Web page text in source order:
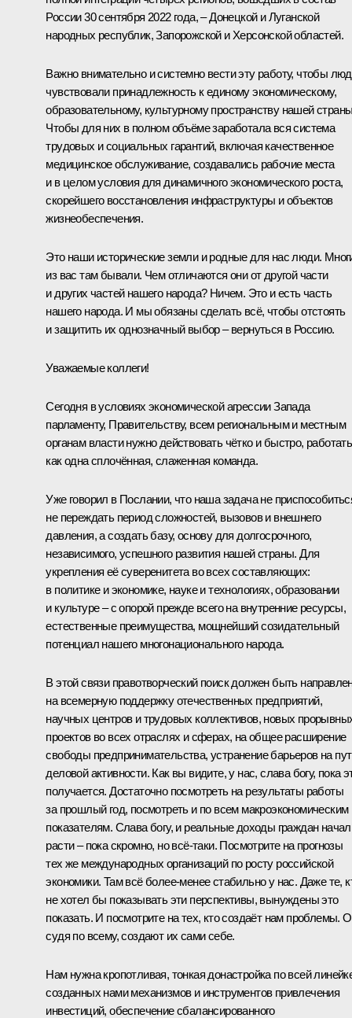
России 30 сентября 2022 года, – Донецкой и Луганской
народных республик, Запорожской и Херсонской областей.
Важно внимательно и системно вести эту работу, чтобы
чувствовали принадлежность к единому экономическому,
образовательному, культурному пространству нашей
Чтобы для них в полном объёме заработала вся система
трудовых и социальных гарантий, включая качественное
медицинское обслуживание, создавались рабочие места
и в целом условия для динамичного экономического роста,
скорейшего восстановления инфраструктуры и объектов
жизнеобеспечения.
Это наши исторические земли и родные для нас люди.
из вас там бывали. Чем отличаются они от другой части
и других частей нашего народа? Ничем. Это и есть часть
нашего народа. И мы обязаны сделать всё, чтобы отстоять
и защитить их однозначный выбор – вернуться в Россию.
Уважаемые коллеги!
Сегодня в условиях экономической агрессии Запада
парламенту, Правительству, всем региональным и местным
органам власти нужно действовать чётко и быстро, работать
как одна сплочённая, слаженная команда.
Уже говорил в Послании, что наша задача не
не переждать период сложностей, вызовов и внешнего
давления, а создать базу, основу для долгосрочного,
независимого, успешного развития нашей страны. Для
укрепления её суверенитета во всех составляющих:
в политике и экономике, науке и технологиях, образовании
и культуре – с опорой прежде всего на внутренние ресурсы,
естественные преимущества, мощнейший созидательный
потенциал нашего многонационального народа.
В этой связи правотворческий поиск должен быть
на всемерную поддержку отечественных предприятий,
научных центров и трудовых коллективов, новых
проектов во всех отраслях и сферах, на общее расширение
свободы предпринимательства, устранение барьеров на
деловой активности. Как вы видите, у нас, слава богу, пока
получается. Достаточно посмотреть на результаты работы
за прошлый год, посмотреть и по всем макроэкономическим
показателям. Слава богу, и реальные доходы граждан
расти – пока скромно, но всё-таки. Посмотрите на прогнозы
тех же международных организаций по росту российской
экономики. Там всё более-менее стабильно у нас. Даже те,
не хотел бы показывать эти перспективы, вынуждены это
показать. И посмотрите на тех, кто создаёт нам проблемы.
судя по всему, создают их сами себе.
Нам нужна кропотливая, тонкая донастройка по всей
созданных нами механизмов и инструментов привлечения
инвестиций, обеспечение сбалансированного